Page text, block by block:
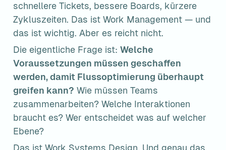
schnellere Tickets, bessere Boards, kürzere
Zykluszeiten. Das ist Work Management — und
das ist wichtig. Aber es reicht nicht.
Die eigentliche Frage ist: Welche
Voraussetzungen müssen geschaffen
werden, damit Flussoptimierung überhaupt
greifen kann? Wie müssen Teams
zusammenarbeiten? Welche Interaktionen
braucht es? Wer entscheidet was auf welcher
Ebene?
Das ist Work Systems Design. Und genau das